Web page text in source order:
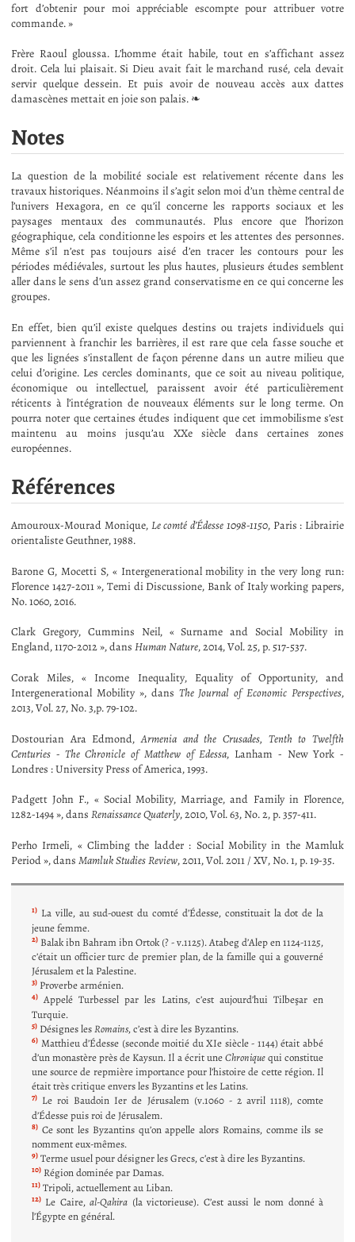
fort d’obtenir pour moi appréciable escompte pour attribuer votre
commande. »
Frère Raoul gloussa. L’homme était habile, tout en s’affichant assez
droit. Cela lui plaisait. Si Dieu avait fait le marchand rusé, cela devait
servir quelque dessein. Et puis avoir de nouveau accès aux dattes
damascènes mettait en joie son palais. ❧
Notes
La question de la mobilité sociale est relativement récente dans les
travaux historiques. Néanmoins il s’agit selon moi d’un thème central de
l’univers Hexagora, en ce qu’il concerne les rapports sociaux et les
paysages mentaux des communautés. Plus encore que l’horizon
géographique, cela conditionne les espoirs et les attentes des personnes.
Même s’il n’est pas toujours aisé d’en tracer les contours pour les
périodes médiévales, surtout les plus hautes, plusieurs études semblent
aller dans le sens d’un assez grand conservatisme en ce qui concerne les
groupes.
En effet, bien qu’il existe quelques destins ou trajets individuels qui
parviennent à franchir les barrières, il est rare que cela fasse souche et
que les lignées s’installent de façon pérenne dans un autre milieu que
celui d’origine. Les cercles dominants, que ce soit au niveau politique,
économique ou intellectuel, paraissent avoir été particulièrement
réticents à l’intégration de nouveaux éléments sur le long terme. On
pourra noter que certaines études indiquent que cet immobilisme s’est
maintenu au moins jusqu’au XXe siècle dans certaines zones
européennes.
Références
Amouroux-Mourad Monique, Le comté d’Édesse 1098-1150, Paris : Librairie
orientaliste Geuthner, 1988.
Barone G, Mocetti S, « Intergenerational mobility in the very long run:
Florence 1427-2011 », Temi di Discussione, Bank of Italy working papers,
No. 1060, 2016.
Clark Gregory, Cummins Neil, « Surname and Social Mobility in
England, 1170-2012 », dans Human Nature, 2014, Vol. 25, p. 517-537.
Corak Miles, « Income Inequality, Equality of Opportunity, and
Intergenerational Mobility », dans The Journal of Economic Perspectives,
2013, Vol. 27, No. 3,p. 79-102.
Dostourian Ara Edmond,Armenia and the Crusades, Tenth to Twelfth
Centuries - The Chronicle of Matthew of Edessa, Lanham - New York -
Londres : University Press of America, 1993.
Padgett John F., « Social Mobility, Marriage, and Family in Florence,
1282-1494 », dans Renaissance Quaterly, 2010, Vol. 63, No. 2, p. 357-411.
Perho Irmeli, « Climbing the ladder : Social Mobility in the Mamluk
Period », dans Mamluk Studies Review, 2011, Vol. 2011 / XV, No. 1, p. 19-35.
1) La ville, au sud-ouest du comté d’Édesse, constituait la dot de la
jeune femme.
2) Balak ibn Bahram ibn Ortok (? - v.1125). Atabeg d’Alep en 1124-1125,
c’était un officier turc de premier plan, de la famille qui a gouverné
Jérusalem et la Palestine.
3) Proverbe arménien.
4) Appelé Turbessel par les Latins, c’est aujourd’hui Tilbeşar en
Turquie.
5) Désignes lesRomains, c’est à dire les Byzantins.
6) Matthieu d’Édesse (seconde moitié du XIe siècle - 1144) était abbé
d’un monastère près de Kaysun. Il a écrit uneChroniquequi constitue
une source de repmière importance pour l’histoire de cette région. Il
était très critique envers les Byzantins et les Latins.
7) Le roi Baudoin Ier de Jérusalem (v.1060 - 2 avril 1118), comte
d’Édesse puis roi de Jérusalem.
8) Ce sont les Byzantins qu’on appelle alors Romains, comme ils se
nomment eux-mêmes.
9) Terme usuel pour désigner les Grecs, c’est à dire les Byzantins.
10) Région dominée par Damas.
11) Tripoli, actuellement au Liban.
12) Le Caire,al-Qahira (la victorieuse). C’est aussi le nom donné à
l’Égypte en général.